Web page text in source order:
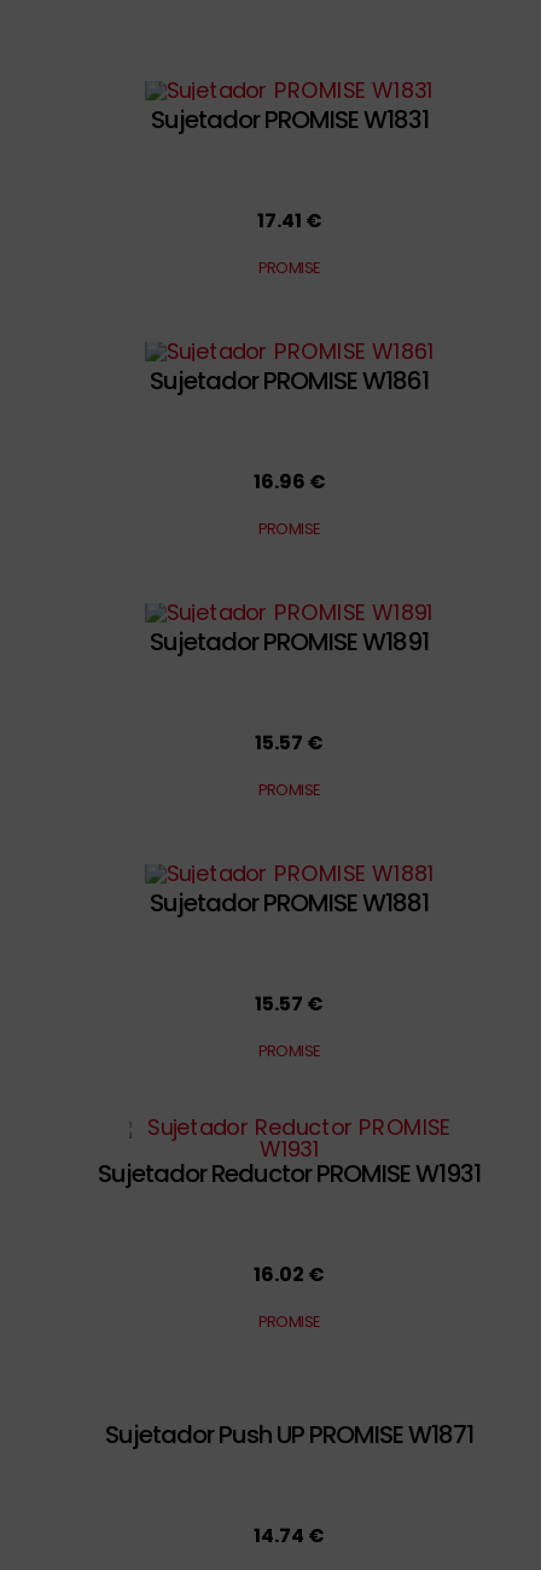
Sujetador PROMISE W1831
17.41 €
PROMISE
Sujetador PROMISE W1861
16.96 €
PROMISE
Sujetador PROMISE W1891
15.57 €
PROMISE
Sujetador PROMISE W1881
15.57 €
PROMISE
Sujetador Reductor PROMISE W1931
16.02 €
PROMISE
Sujetador Push UP PROMISE W1871
14.74 €